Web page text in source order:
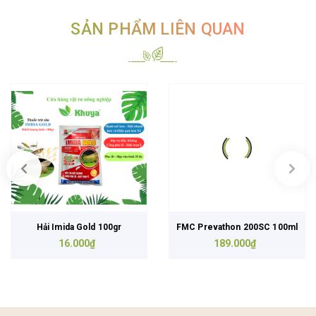
SẢN PHẨM LIÊN QUAN
Hải Imida Gold 100gr
16.000₫
FMC Prevathon 200SC 100ml
189.000₫